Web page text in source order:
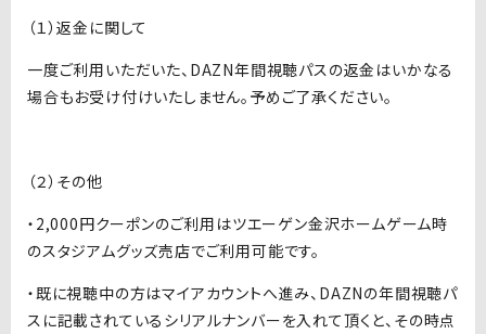
（１）返金に関して
一度ご利用いただいた、DAZN年間視聴パスの返金はいかなる
場合もお受け付けいたしません。予めご了承ください。
（２）その他
・2,000円クーポンのご利用はツエーゲン金沢ホームゲーム時
のスタジアムグッズ売店でご利用可能です。
・既に視聴中の方はマイアカウントへ進み、DAZNの年間視聴パ
スに記載されているシリアルナンバーを入れて頂くと、その時点